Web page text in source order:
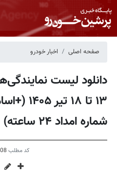
صفحه اصلی اخبار خودرو
دانلود لیست
۱۳ تا ۱۸
شماره امداد ۲۴ ساعته)
کد مطلب